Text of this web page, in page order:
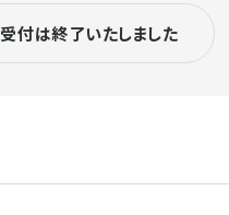
受付は終了いたしました